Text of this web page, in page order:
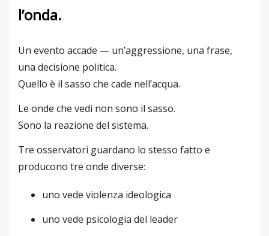
l’onda.
Un evento accade — un’aggressione, una frase,
una decisione politica.
Quello è il sasso che cade nell’acqua.
Le onde che vedi non sono il sasso.
Sono la reazione del sistema.
Tre osservatori guardano lo stesso fatto e
producono tre onde diverse:
uno vede violenza ideologica
uno vede psicologia del leader